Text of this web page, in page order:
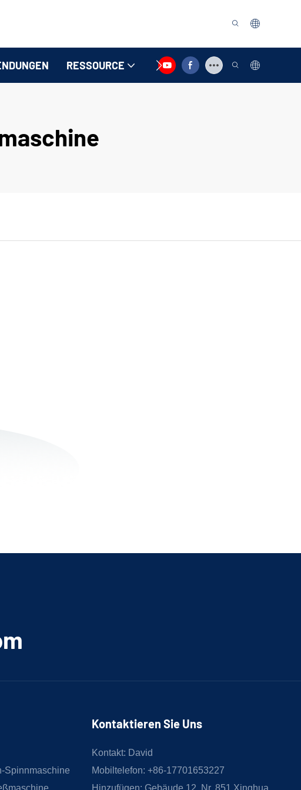
RESSOURCE KONTAKTIEREN SIE UNS
Spinnmaschine
Kontaktieren Sie Uns
Kontakt: David
Mobiltelefon: +86-17701653227